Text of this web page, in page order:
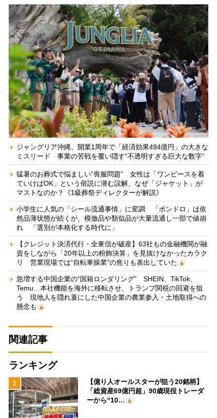
ジャングリア沖縄、開業1周年で「経済効果494億円」の大きな
ミスリード 事業の苦戦を覆い隠す“不透明すぎる巨大な数字”
猛暑のお葬式で悩ましい“喪服問題” 女性は「ワンピースを着
ていけばOK」という俗説に潜む誤解、なぜ「ジャケット」が
マストなのか？《1級葬祭ディレクターが解説》
小学生に人気の「シール流通事情」に変調 「ボンドロ」は依
然品薄状態が続くが、模倣品や類似品が大量流通し一部で値崩
れ 「選別が本格化する時代に」
【クレジット決済代行・全東信が破産】63社もの金融機関が融
資をしながら「20年以上の粉飾決算」を見抜けなかったカラク
リ 営業現場では“自転車操業”の焦りも表出していた
急増する中国企業の“国籍ロンダリング” SHEIN、TikTok、
Temu…本社機能を海外に移転させ、トランプ関税の回避を狙
う 現地人を隠れ蓑にした中国企業の農業参入・土地取得への
懸念も
関連記事
ランキング
1
【億り人オールスターが狙う20銘柄】
「総資産69億円超」90歳現役トレーダ
ーから“10…